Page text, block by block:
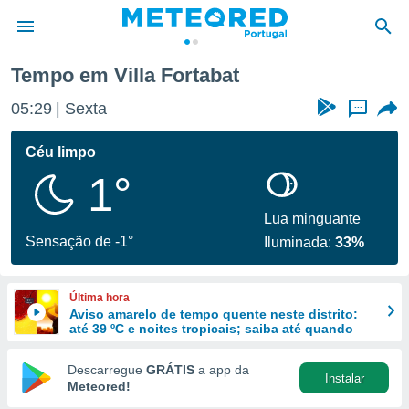
da
foi
fornecidas
a este
das
e
forma
digital
Tempo em Villa Fortabat
05:29 Sexta ...
Céu limpo
1°
Sensação de -1°
Lua minguante
Iluminada:33%
Última hora
Aviso amarelo de tempo quente neste distrito:
até 39 ºC e noites tropicais; saiba até quando
Descarregue GRÁTIS a app da
Meteored!
Instalar